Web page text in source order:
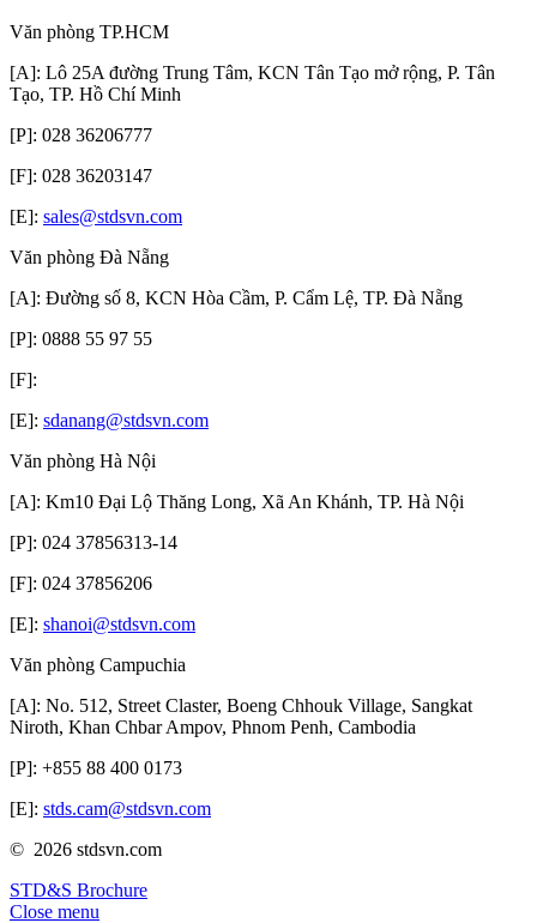
Văn phòng TP.HCM
[A]: Lô 25A đường Trung Tâm, KCN Tân Tạo mở rộng, P. Tân
Tạo, TP. Hồ Chí Minh
[P]: 028 36206777
[F]: 028 36203147
[E]: sales@stdsvn.com
Văn phòng Đà Nẵng
[A]: Đường số 8, KCN Hòa Cầm, P. Cẩm Lệ, TP. Đà Nẵng
[P]: 0888 55 97 55
[F]:
[E]: sdanang@stdsvn.com
Văn phòng Hà Nội
[A]: Km10 Đại Lộ Thăng Long, Xã An Khánh, TP. Hà Nội
[P]: 024 37856313-14
[F]: 024 37856206
[E]: shanoi@stdsvn.com
Văn phòng Campuchia
[A]: No. 512, Street Claster, Boeng Chhouk Village, Sangkat
Niroth, Khan Chbar Ampov, Phnom Penh, Cambodia
[P]: +855 88 400 0173
[E]: stds.cam@stdsvn.com
© 2026 stdsvn.com
STD&S Brochure
Close menu